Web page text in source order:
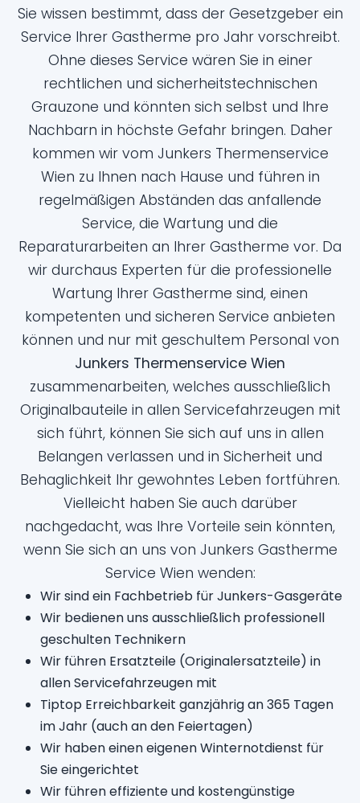
Sie wissen bestimmt, dass der Gesetzgeber ein
Service Ihrer Gastherme pro Jahr vorschreibt.
Ohne dieses Service wären Sie in einer
rechtlichen und sicherheitstechnischen
Grauzone und könnten sich selbst und Ihre
Nachbarn in höchste Gefahr bringen. Daher
kommen wir vom Junkers Thermenservice
Wien zu Ihnen nach Hause und führen in
regelmäßigen Abständen das anfallende
Service, die Wartung und die
Reparaturarbeiten an Ihrer Gastherme vor. Da
wir durchaus Experten für die professionelle
Wartung Ihrer Gastherme sind, einen
kompetenten und sicheren Service anbieten
können und nur mit geschultem Personal von
Junkers Thermenservice Wien
zusammenarbeiten, welches ausschließlich
Originalbauteile in allen Servicefahrzeugen mit
sich führt, können Sie sich auf uns in allen
Belangen verlassen und in Sicherheit und
Behaglichkeit Ihr gewohntes Leben fortführen.
Vielleicht haben Sie auch darüber
nachgedacht, was Ihre Vorteile sein könnten,
wenn Sie sich an uns von Junkers Gastherme
Service Wien wenden:
Wir sind ein Fachbetrieb für Junkers-Gasgeräte
Wir bedienen uns ausschließlich professionell
geschulten Technikern
Wir führen Ersatzteile (Originalersatzteile) in
allen Servicefahrzeugen mit
Tiptop Erreichbarkeit ganzjährig an 365 Tagen
im Jahr (auch an den Feiertagen)
Wir haben einen eigenen Winternotdienst für
Sie eingerichtet
Wir führen effiziente und kostengünstige